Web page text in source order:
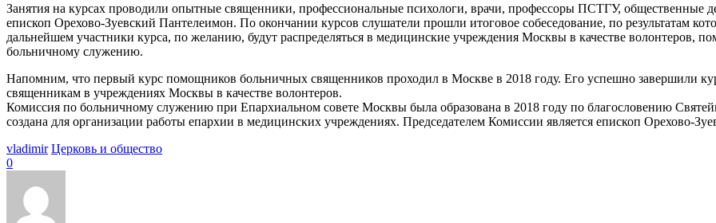
Занятия на курсах проводили опытные священники, профессиональные психологи, врачи, профессоры ПСТГУ, общественные
епископ Орехово-Зуевский Пантелеимон. По окончании курсов слушатели прошли итоговое собеседование, по результатам
дальнейшем участники курса, по желанию, будут распределяться в медицинские учреждения Москвы в качестве волонтеров,
больничному служению.
Напомним, что первый курс помощников больничных священников проходил в Москве в 2018 году. Его успешно завершили
священникам в учреждениях Москвы в качестве волонтеров.
Комиссия по больничному служению при Епархиальном совете Москвы была образована в 2018 году по благословению
создана для организации работы епархии в медицинских учреждениях. Председателем Комиссии является епископ Орехово-
vladimir Церковь и общество
0